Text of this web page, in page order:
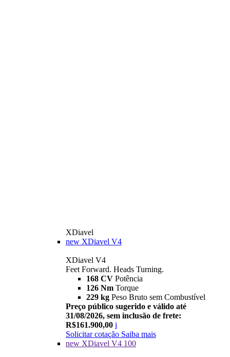
XDiavel
new XDiavel V4
XDiavel V4
Feet Forward. Heads Turning.
168 CV Potência
126 Nm Torque
229 kg Peso Bruto sem Combustível
Preço público sugerido e válido até
31/08/2026, sem inclusão de frete:
R$161.900,00 i
Solicitar cotação Saiba mais
new XDiavel V4 100